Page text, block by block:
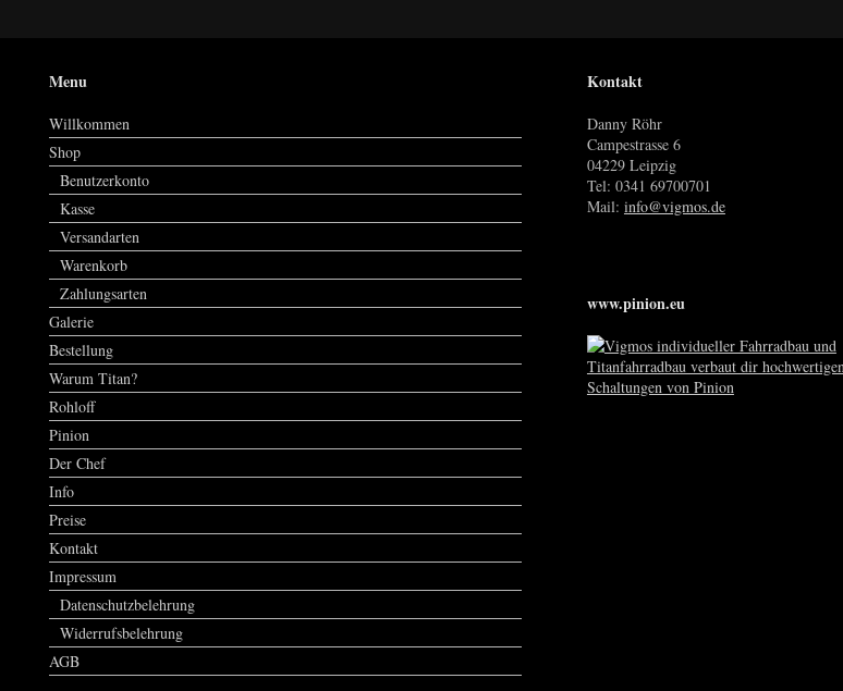
Menu
Willkommen
Shop
Benutzerkonto
Kasse
Versandarten
Warenkorb
Zahlungsarten
Galerie
Bestellung
Warum Titan?
Rohloff
Pinion
Der Chef
Info
Preise
Kontakt
Impressum
Datenschutzbelehrung
Widerrufsbelehrung
AGB
Kontakt
Danny Röhr
Campestrasse 6
04229 Leipzig
Tel: 0341 69700701
Mail: info@vigmos.de
www.pinion.eu